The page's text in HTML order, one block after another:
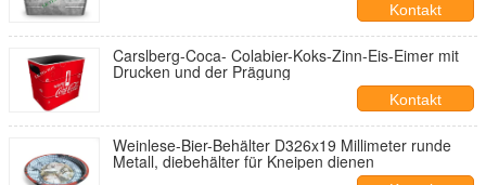
Kontakt
Carslberg-Coca- Colabier-Koks-Zinn-Eis-Eimer mit
Drucken und der Prägung
Kontakt
Weinlese-Bier-Behälter D326x19 Millimeter runde
Metall, diebehälter für Kneipen dienen